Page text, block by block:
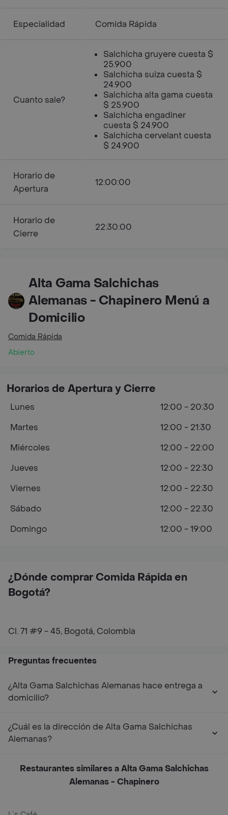
Especialidad Comida Rápida
Cuanto sale?
Salchicha gruyere cuesta $
25.900
Salchicha suiza cuesta $
24.900
Salchicha alta gama cuesta
$ 25.900
Salchicha engadiner
cuesta $ 24.900
Salchicha cervelant cuesta
$ 24.900
Horario de
Apertura
12:00:00
Horario de
Cierre
22:30:00
Alta Gama Salchichas
Alemanas - Chapinero Menú a
Domicilio
Comida Rápida
Abierto
¿Dónde comprar Comida Rápida en
Bogotá?
Cl. 71 #9 - 45, Bogotá, Colombia
Horarios de Apertura y Cierre
Lunes
12:00 - 20:30
Martes
12:00 - 21:30
Miércoles
12:00 - 22:00
Jueves
12:00 - 22:30
Viernes
12:00 - 22:30
Sábado
12:00 - 22:30
Domingo
12:00 - 19:00
Preguntas frecuentes
¿Alta Gama Salchichas Alemanas hace entrega a
domicilio?
¿Cuál es la dirección de Alta Gama Salchichas
Alemanas?
Restaurantes similares a Alta Gama Salchichas
Alemanas - Chapinero